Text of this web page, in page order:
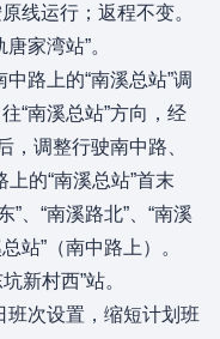
线运行；返程不变。
家湾站”。
路上的“南溪总站”调
“南溪总站”方向，经
，调整行驶南中路、
的“南溪总站”首末
、“南溪路北”、“南溪
站”（南中路上）。
新村西”站。
班次设置，缩短计划班